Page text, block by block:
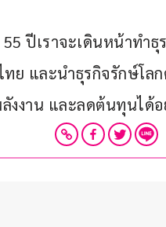
ปีเราจะเดินหน้าทำ
ย และนำธุรกิจรักษ์โล
งาน และลดต้นทุนได้อ